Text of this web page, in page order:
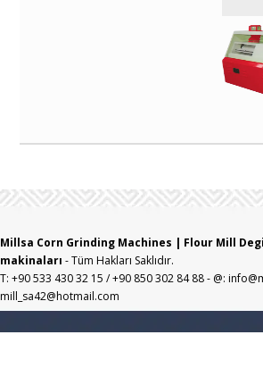
Millsa Corn Grinding Machines | Flour Mill
makinaları - Tüm Hakları Saklıdır.
T: +90 533 430 32 15 / +90 850 302 84 88 - @:
mill_sa42@hotmail.com